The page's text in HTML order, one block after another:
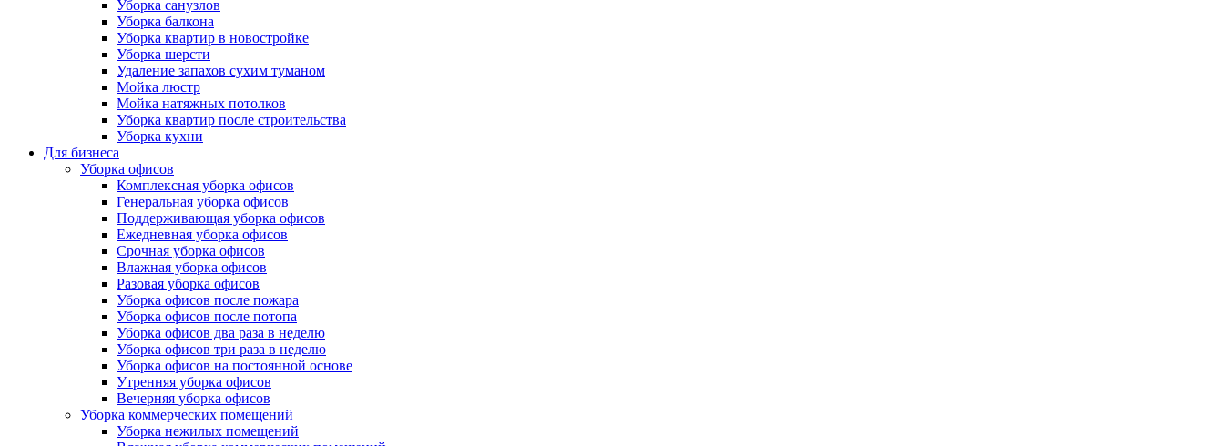
Уборка санузлов
Уборка балкона
Уборка квартир в новостройке
Уборка шерсти
Удаление запахов сухим туманом
Мойка люстр
Мойка натяжных потолков
Уборка квартир после строительства
Уборка кухни
Для бизнеса
Уборка офисов
Комплексная уборка офисов
Генеральная уборка офисов
Поддерживающая уборка офисов
Ежедневная уборка офисов
Срочная уборка офисов
Влажная уборка офисов
Разовая уборка офисов
Уборка офисов после пожара
Уборка офисов после потопа
Уборка офисов два раза в неделю
Уборка офисов три раза в неделю
Уборка офисов на постоянной основе
Утренняя уборка офисов
Вечерняя уборка офисов
Уборка коммерческих помещений
Уборка нежилых помещений